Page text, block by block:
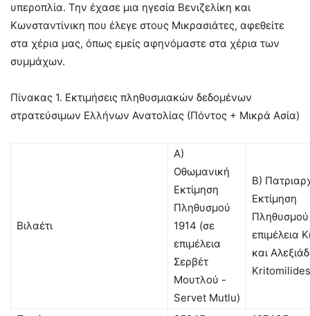
υπεροπλία. Την έχασε μια ηγεσία Βενιζελίκη και
Κωνσταντίνικη που έλεγε στους Μικρασιάτες, αφεθείτε
στα χέρια μας, όπως εμείς αφηνόμαστε στα χέρια των
συμμάχων.
Πίνακας 1. Εκτιμήσεις πληθυσμιακών δεδομένων
στρατεύσιμων Ελλήνων Ανατολίας (Πόντος + Μικρά Ασία)
Βιλαέτι
Α)
Οθωμανική
Εκτίμηση
Πληθυσμού
1914 (σε
επιμέλεια
Σερβέτ
Μουτλού -
Servet Mutlu)
Β)
Εκτίμηση
επιμέλεια
και